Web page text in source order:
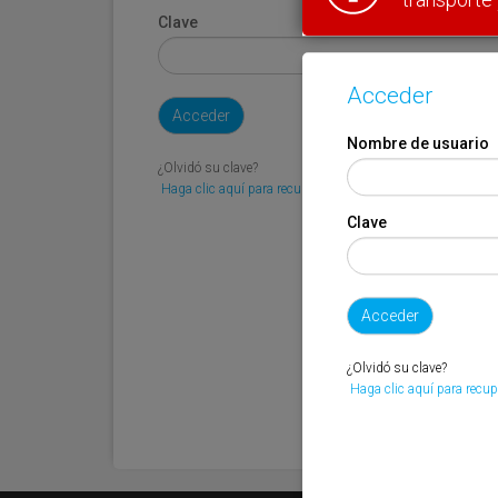
Clave
¿Olvidó su clave?
Haga clic aquí para recuperarla.
Acceder
Nombre de usuario
Clave
¿Olvidó su clave?
Haga clic aquí para